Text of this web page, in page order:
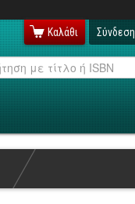
Καλάθι
Σύνδεση